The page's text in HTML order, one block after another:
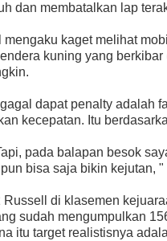
dan membatalkan lap
kaget melihat
kuning yang
dapat penalty adalah
kecepatan. Itu
pada balapan besok
bisa saja bikin kejutan,
di klasemen
sudah mengumpulkan
itu target realistisnya